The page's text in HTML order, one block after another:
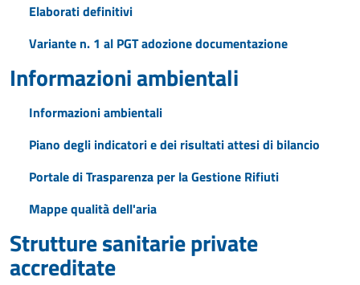
Elaborati definitivi
Variante n. 1 al PGT adozione documentazione
Informazioni ambientali
Informazioni ambientali
Piano degli indicatori e dei risultati attesi di bilancio
Portale di Trasparenza per la Gestione Rifiuti
Mappe qualità dell'aria
Strutture sanitarie private
accreditate